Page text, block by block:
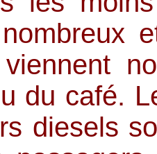
du café.
diesels